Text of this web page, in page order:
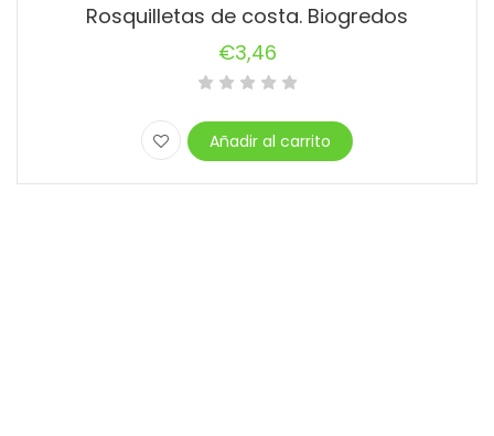
Rosquilletas de costa. Biogredos
€3,46
Añadir al carrito